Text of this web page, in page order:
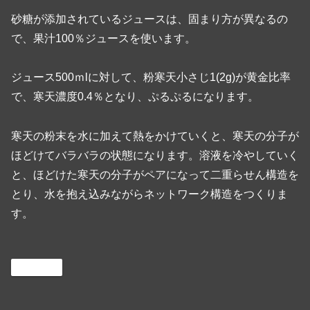
砂糖が添加されているジュースは、固まり方が異なるの
で、果汁100％ジュースを使います。
ジュース500ｍlに対して、粉寒天小さじ1(2g)が黄金比率
で、寒天濃度0.4％となり、ぷるぷるになります。
寒天の粉末を水に加えて熱をかけていくと、寒天の分子が
ほどけてバラバラの状態になります。溶液を冷やしていく
と、ほどけた寒天の分子がペアになって二重らせん構造を
とり、水を抱え込みながらネットワーク構造をつくりま
す。